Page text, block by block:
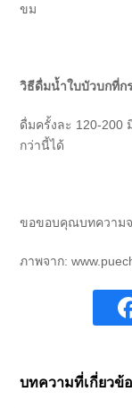
ขม
วิธีดื่มน้ำใบบัวบกที่
ดื่มครั้งละ 120-200
กว่านี้ได้
ขอขอบคุณบทความจ
ภาพจาก:
บทความที่เกี่ยวข้